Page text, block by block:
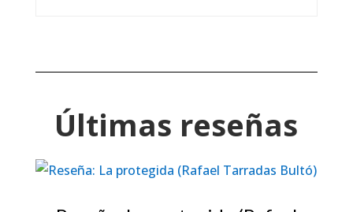
Últimas reseñas